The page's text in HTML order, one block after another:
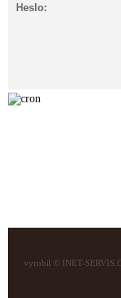
Heslo:
vyrobil © INET-